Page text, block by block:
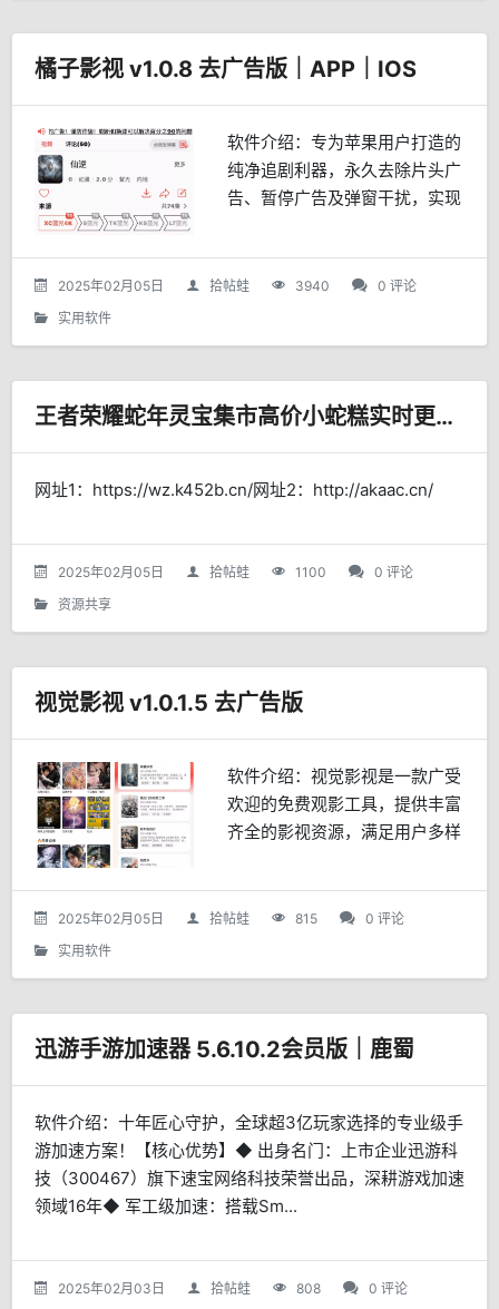
橘子影视 v1.0.8 去广告版｜APP｜IOS
软件介绍：专为苹果用户打造的
纯净追剧利器，永久去除片头广
告、暂停广告及弹窗干扰，实现
全网热门影视资源，涵盖院线新
片、经典剧集、热门综艺及4K
2025年02月05日 拾帖蛙 3940
0 评论
实用软件
王者荣耀蛇年灵宝集市高价小蛇糕实时更新网页
网址1：https://wz.k452b.cn/网址2：http://akaac.cn/
2025年02月05日 拾帖蛙 1100
0 评论
资源共享
视觉影视 v1.0.1.5 去广告版
软件介绍：视觉影视是一款广受
欢迎的免费观影工具，提供丰富
齐全的影视资源，满足用户多样
爽的界面设计海量影视内容配备
细致分类实时更新最新热门影视
2025年02月05日 拾帖蛙 815
0 评论
实用软件
迅游手游加速器 5.6.10.2会员版｜鹿蜀
软件介绍：十年匠心守护，全球超3亿玩家选择的专业级手
游加速方案！【核心优势】◆ 出身名门：上市企业迅游科
技（300467）旗下速宝网络科技荣誉出品，深耕游戏加速
领域16年◆ 军工级加速：搭载Sm...
2025年02月03日 拾帖蛙 808 0 评论